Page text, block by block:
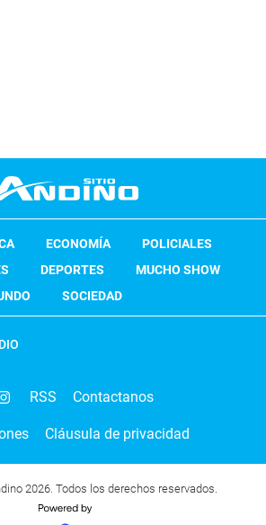
ECONOMÍA
POLICIALES
DEPORTES
MUCHO SHOW
SOCIEDAD
RSS Contactanos
Cláusula de privacidad
2026. Todos los derechos reservados.